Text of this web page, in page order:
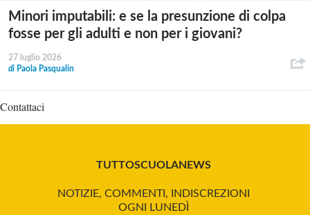
Minori imputabili: e se la presunzione di colpa
fosse per gli adulti e non per i giovani?
27 luglio 2026
di Paola Pasqualin
Contattaci
TUTTOSCUOLANEWS
NOTIZIE, COMMENTI, INDISCREZIONI
OGNI LUNEDÌ